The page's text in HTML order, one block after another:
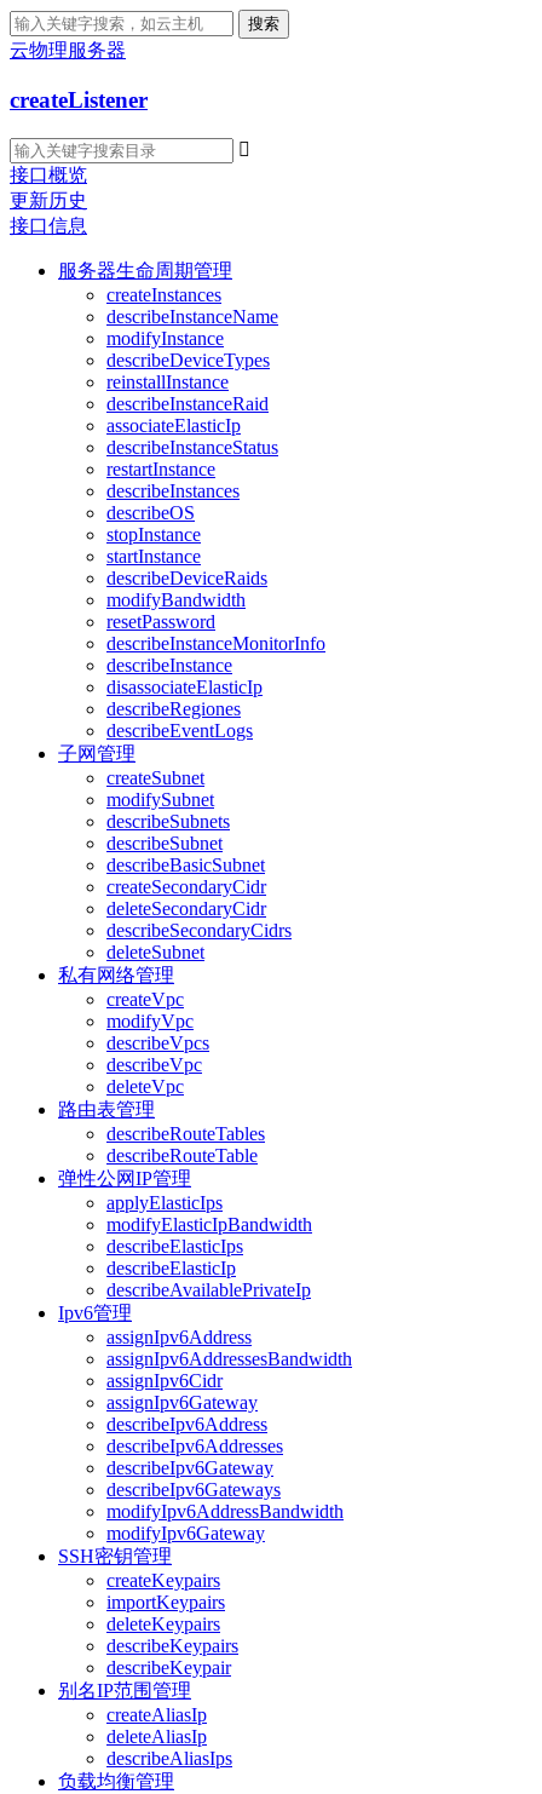
搜索
云物理服务器
createListener

接口概览
更新历史
接口信息
服务器生命周期管理
createInstances
describeInstanceName
modifyInstance
describeDeviceTypes
reinstallInstance
describeInstanceRaid
associateElasticIp
describeInstanceStatus
restartInstance
describeInstances
describeOS
stopInstance
startInstance
describeDeviceRaids
modifyBandwidth
resetPassword
describeInstanceMonitorInfo
describeInstance
disassociateElasticIp
describeRegiones
describeEventLogs
子网管理
createSubnet
modifySubnet
describeSubnets
describeSubnet
describeBasicSubnet
createSecondaryCidr
deleteSecondaryCidr
describeSecondaryCidrs
deleteSubnet
私有网络管理
createVpc
modifyVpc
describeVpcs
describeVpc
deleteVpc
路由表管理
describeRouteTables
describeRouteTable
弹性公网IP管理
applyElasticIps
modifyElasticIpBandwidth
describeElasticIps
describeElasticIp
describeAvailablePrivateIp
Ipv6管理
assignIpv6Address
assignIpv6AddressesBandwidth
assignIpv6Cidr
assignIpv6Gateway
describeIpv6Address
describeIpv6Addresses
describeIpv6Gateway
describeIpv6Gateways
modifyIpv6AddressBandwidth
modifyIpv6Gateway
SSH密钥管理
createKeypairs
importKeypairs
deleteKeypairs
describeKeypairs
describeKeypair
别名IP范围管理
createAliasIp
deleteAliasIp
describeAliasIps
负载均衡管理